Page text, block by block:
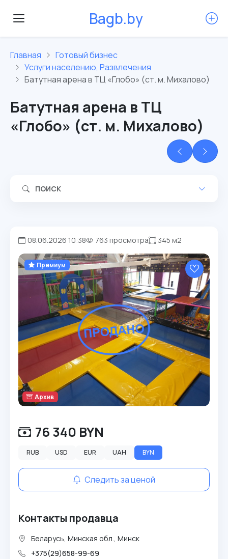
Bagb.by
Главная
Готовый бизнес
Услуги населению, Развлечения
Батутная арена в ТЦ «Глобо» (ст. м. Михалово)
Батутная арена в ТЦ
«Глобо» (ст. м. Михалово)
ПОИСК
08.06.2026 10:38 763 просмотра 345 м2
Премиум
Архив
76 340 BYN
RUB USD EUR UAH BYN
Следить за ценой
Контакты продавца
Беларусь, Минская обл., Минск
+375(29)658-99-69